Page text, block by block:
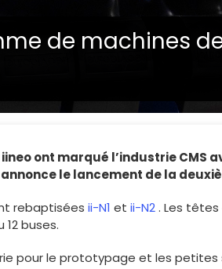
de machines
ont marqué l’industrie CMS
annonce le lancement de la
rebaptisées ii-N1 et ii-N2. Les têtes
buses.
pour le prototypage et les petites